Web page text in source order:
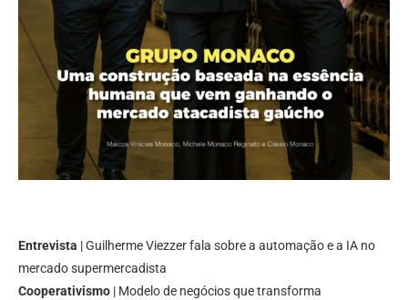
Entrevista | Guilherme Viezzer fala sobre a automação e a IA no
mercado supermercadista
Cooperativismo | Modelo de negócios que transforma